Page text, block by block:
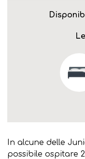
In alcune delle
possibile ospitare